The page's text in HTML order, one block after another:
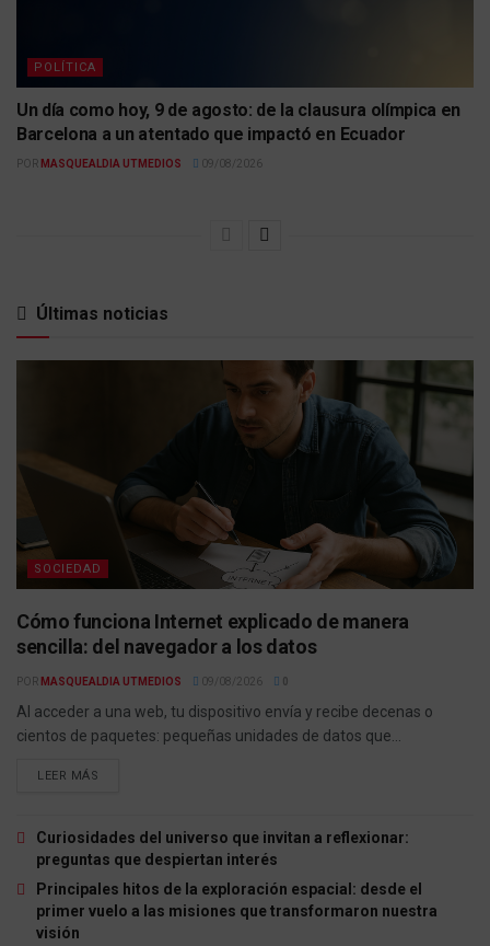
POLÍTICA
Un día como hoy, 9 de agosto: de la clausura olímpica en
Barcelona a un atentado que impactó en Ecuador
POR MASQUEALDIA UTMEDIOS 09/08/2026
Últimas noticias
SOCIEDAD
Cómo funciona Internet explicado de manera
sencilla: del navegador a los datos
POR MASQUEALDIA UTMEDIOS 09/08/2026
Al acceder a una web, tu dispositivo envía y recibe decenas o
cientos de paquetes: pequeñas unidades de datos que...
LEER MÁS
Curiosidades del universo que invitan a reflexionar:
preguntas que despiertan interés
Principales hitos de la exploración espacial: desde el
primer vuelo a las misiones que transformaron nuestra
visión